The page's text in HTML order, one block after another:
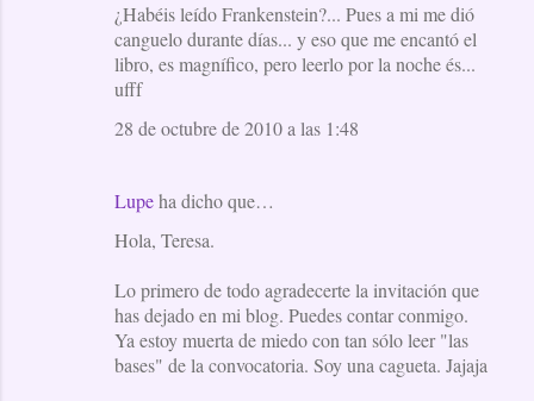
¿Habéis leído Frankenstein?... Pues a mi me dió
canguelo durante días... y eso que me encantó el
libro, es magnífico, pero leerlo por la noche és...
ufff
28 de octubre de 2010 a las 1:48
Lupeha dicho que…
Hola, Teresa.
Lo primero de todo agradecerte la invitación que
has dejado en mi blog. Puedes contar conmigo.
Ya estoy muerta de miedo con tan sólo leer "las
bases" de la convocatoria. Soy una cagueta. Jajaja